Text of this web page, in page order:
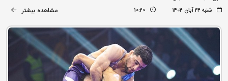
شنبه ۲۴ آبان ۱۴۰۴ 10:20 مشاهده بیشتر